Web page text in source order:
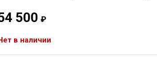
500 ₽
в наличии